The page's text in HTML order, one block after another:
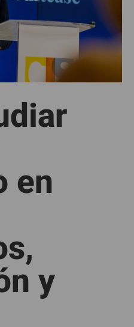
en
y